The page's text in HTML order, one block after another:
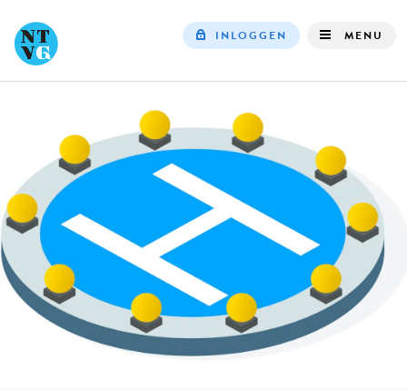
INLOGGEN MENU